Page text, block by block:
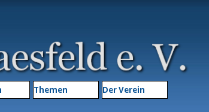
Themen ▼
Der Verein